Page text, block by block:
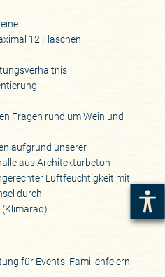
12 Flaschen!
Fragen rund um Wein und
aufgrund unserer
aus Architekturbeton
Luftfeuchtigkeit mit
durch
für Events, Familienfeiern